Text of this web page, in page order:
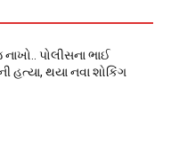
પોલીસના ભાઈ
હત્યા, થયા નવા શોકિંગ